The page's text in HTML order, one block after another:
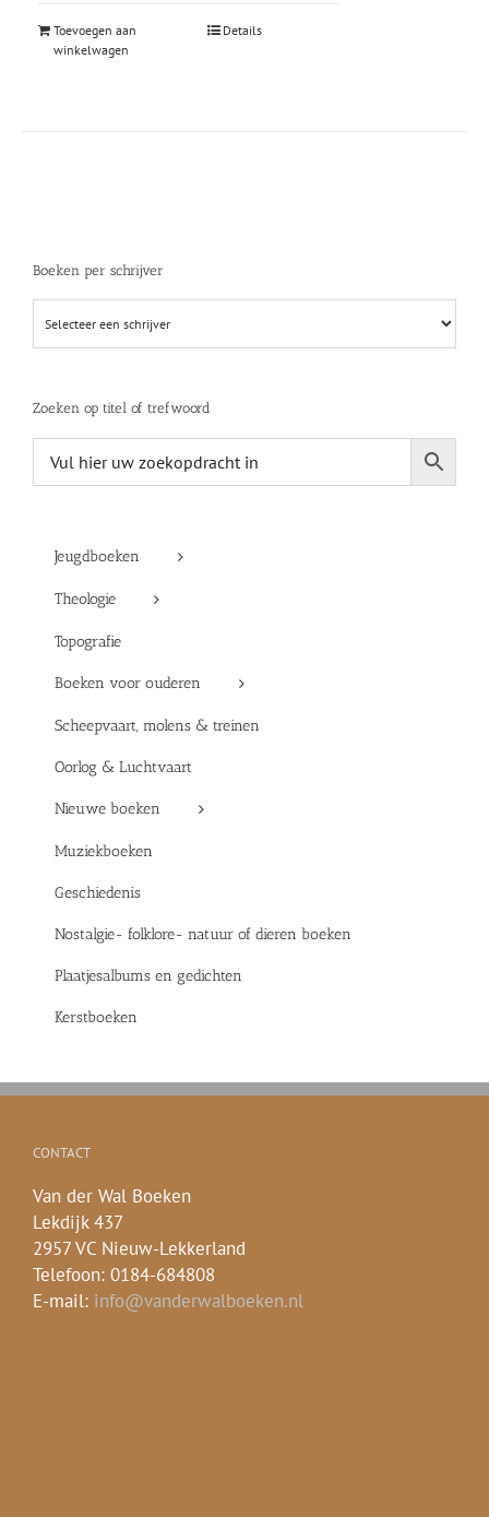
Toevoegen aan
winkelwagen
Details
Boeken per schrijver
Zoeken op titel of trefwoord
Jeugdboeken
Theologie
Topografie
Boeken voor ouderen
Scheepvaart, molens & treinen
Oorlog & Luchtvaart
Nieuwe boeken
Muziekboeken
Geschiedenis
Nostalgie- folklore- natuur of dieren boeken
Plaatjesalbums en gedichten
Kerstboeken
CONTACT
Van der Wal Boeken
Lekdijk 437
2957 VC Nieuw-Lekkerland
Telefoon: 0184-684808
E-mail: info@vanderwalboeken.nl